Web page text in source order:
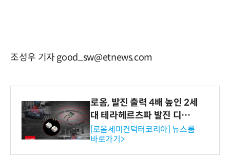
조성우 기자 good_sw@etnews.com
로옴, 발진 출력 4배 높인 2세
대 테라헤르츠파 발진 디바이
스 개발
[로옴세미컨덕터코리아] 뉴스룸
바로가기>